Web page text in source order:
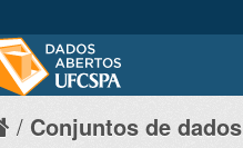
Conjuntos de dados